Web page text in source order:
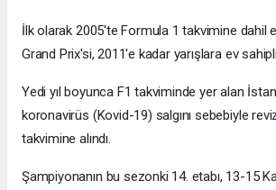
İlk olarak 2005'te Formula 1 takvimine dahil
Grand Prix'si, 2011'e kadar yarışlara ev
Yedi yıl boyunca F1 takviminde yer alan
koronavirüs (Kovid-19) salgını sebebiyle
takvimine alındı.
Şampiyonanın bu sezonki 14. etabı, 13-15